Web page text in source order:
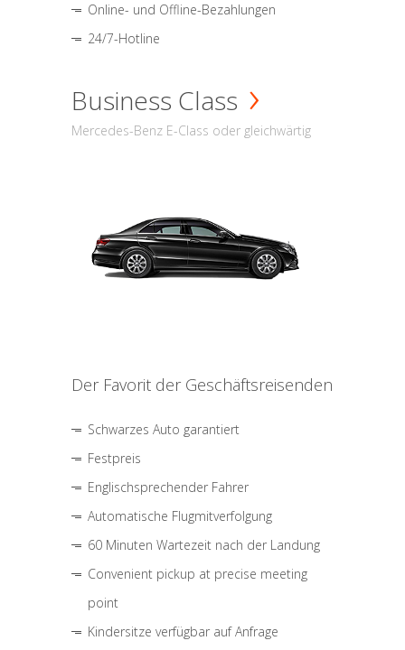
Online- und Offline-Bezahlungen
24/7-Hotline
Business Class
Mercedes-Benz E-Class oder gleichwärtig
Der Favorit der Geschäftsreisenden
Schwarzes Auto garantiert
Festpreis
Englischsprechender Fahrer
Automatische Flugmitverfolgung
60 Minuten Wartezeit nach der Landung
Convenient pickup at precise meeting
point
Kindersitze verfügbar auf Anfrage